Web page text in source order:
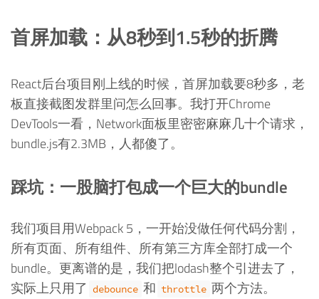
首屏加载：从8秒到1.5秒的折腾
React后台项目刚上线的时候，首屏加载要8秒多，老
板直接截图发群里问怎么回事。我打开Chrome
DevTools一看，Network面板里密密麻麻几十个请求，
bundle.js有2.3MB，人都傻了。
踩坑：一股脑打包成一个巨大的bundle
我们项目用Webpack 5，一开始没做任何代码分割，
所有页面、所有组件、所有第三方库全部打成一个
bundle。更离谱的是，我们把lodash整个引进去了，
实际上只用了 debounce 和 throttle 两个方法。